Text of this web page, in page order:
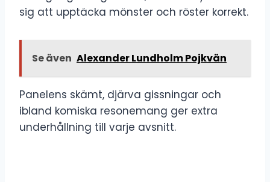
sig att upptäcka mönster och röster korrekt.
Se även Alexander Lundholm Pojkvän
Panelens skämt, djärva gissningar och
ibland komiska resonemang ger extra
underhållning till varje avsnitt.